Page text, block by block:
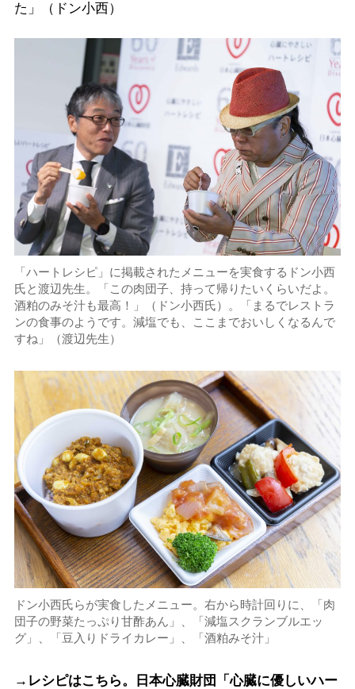
た」（ドン小西）
「ハートレシピ」に掲載されたメニューを実食するドン小西
氏と渡辺先生。「この肉団子、持って帰りたいくらいだよ。
酒粕のみそ汁も最高！」（ドン小西氏）。「まるでレストラ
ンの食事のようです。減塩でも、ここまでおいしくなるんで
すね」（渡辺先生）
ドン小西氏らが実食したメニュー。右から時計回りに、「肉
団子の野菜たっぷり甘酢あん」、「減塩スクランブルエッ
グ」、「豆入りドライカレー」、「酒粕みそ汁」
→レシピはこちら。日本心臓財団「心臓に優しいハー